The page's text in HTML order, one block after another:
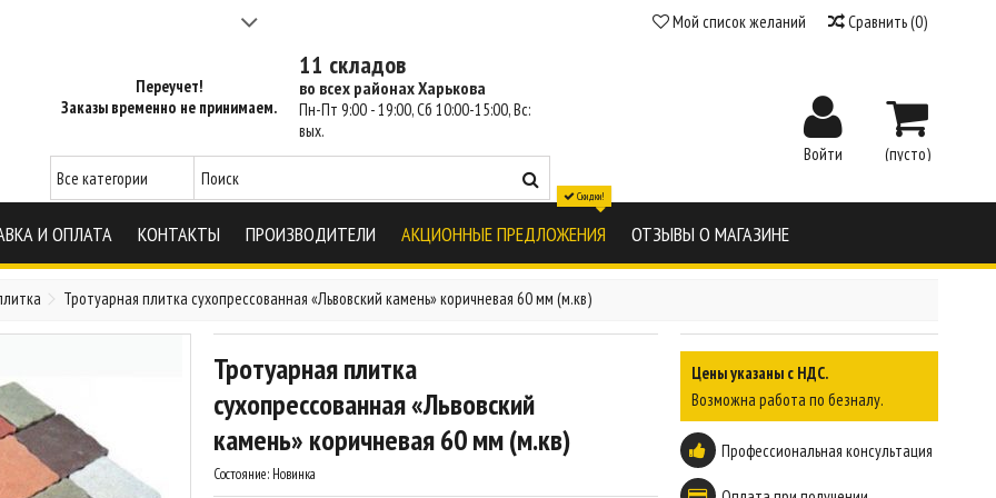
3 часа - SM Харьков Сравнить(0)
Мой список желаний
Переучет!
Заказы временно не принимаем.
11 складов
во всех районах Харькова
Пн-Пт 9:00 - 19:00, Сб 10:00-15:00, Вс:
вых.
(пусто)
Войти
И ОПЛАТА КОНТАКТЫ ПРОИЗВОДИТЕЛИ АКЦИОННЫЕ ПРЕДЛОЖЕНИЯ
Скидки!
ОТЗЫВЫ О МАГАЗИНЕ
Тротуарная плитка сухопрессованная «Львовский камень» коричневая 60 мм (м.кв)
Тротуарная плитка
сухопрессованная «Львовский
камень» коричневая 60 мм (м.кв)
Состояние: Новинка
Цены указаны с НДС.
Возможна работа по безналу.
Профессиональная консультация